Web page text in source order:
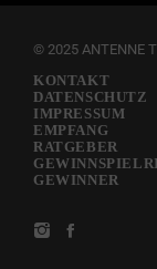
© 2025 ANTENNE
KONTAKT
DATENSCHUTZ
IMPRESSUM
EMPFANG
RATGEBER
GEWINNER